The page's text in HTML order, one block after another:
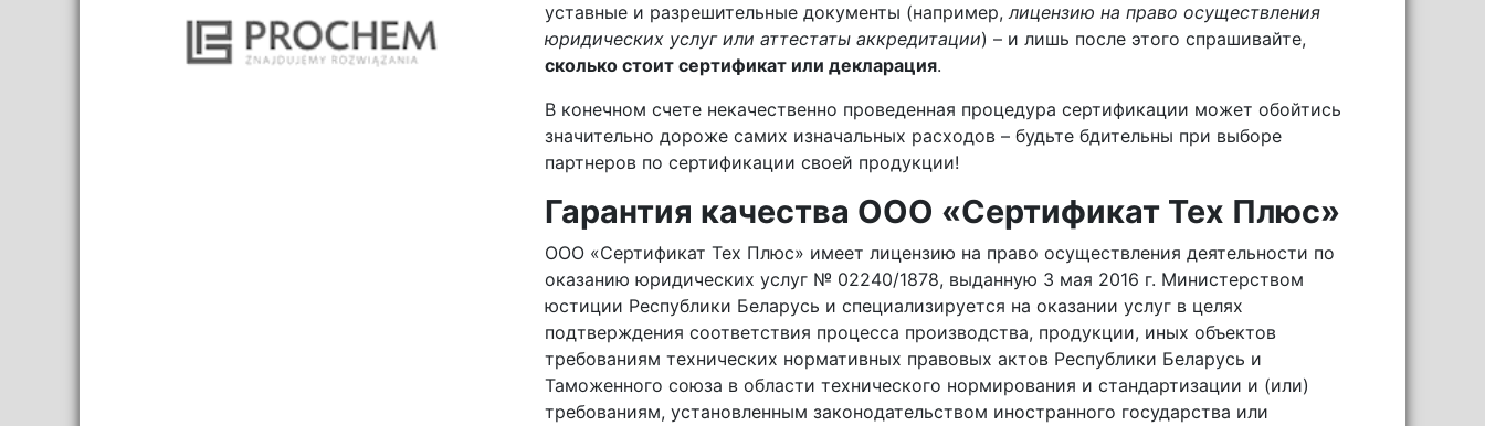
уставные и разрешительные документы (например,лицензию на право осуществления
юридических услуг или аттестаты аккредитации) – и лишь после этого спрашивайте,
сколько стоит сертификат или декларация.
В конечном счете некачественно проведенная процедура сертификации может обойтись
значительно дороже самих изначальных расходов – будьте бдительны при выборе
партнеров по сертификации своей продукции!
Гарантия качества ООО «Сертификат Тех Плюс»
ООО «Сертификат Тех Плюс» имеет лицензию на право осуществления деятельности по
оказанию юридических услуг № 02240/1878, выданную 3 мая 2016 г. Министерством
юстиции Республики Беларусь и специализируется на оказании услуг в целях
подтверждения соответствия процесса производства, продукции, иных объектов
требованиям технических нормативных правовых актов Республики Беларусь и
Таможенного союза в области технического нормирования и стандартизации и (или)
требованиям, установленным законодательством иностранного государства или